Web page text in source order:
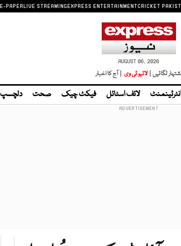
PAPERLIVE STREAMINGEXPRESS ENTERTAINMENTCRICKET
AUGUST 06, 2026
اشتہار لگائیں | لائیو ٹی وی | آج کا اخبار
انٹرٹینمنٹ لائف اسٹائل فیکٹ چیک صحت